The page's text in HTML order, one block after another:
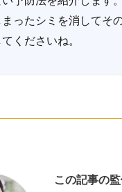
まったシミを消してそ
くださいね。
この記事の